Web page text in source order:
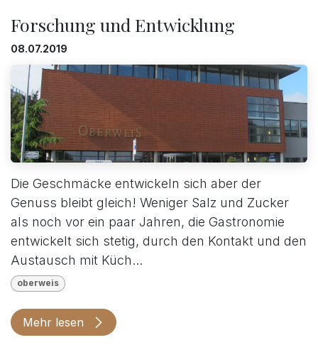
Forschung und Entwicklung
08.07.2019
Die Geschmäcke entwickeln sich aber der
Genuss bleibt gleich! Weniger Salz und Zucker
als noch vor ein paar Jahren, die Gastronomie
entwickelt sich stetig, durch den Kontakt und den
Austausch mit Küch...
oberweis
Mehr lesen